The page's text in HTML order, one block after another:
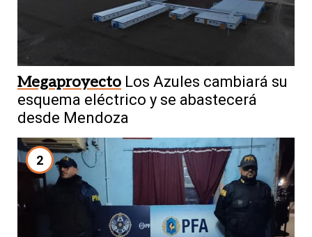
Megaproyecto Los Azules cambiará su
esquema eléctrico y se abastecerá
desde Mendoza
2